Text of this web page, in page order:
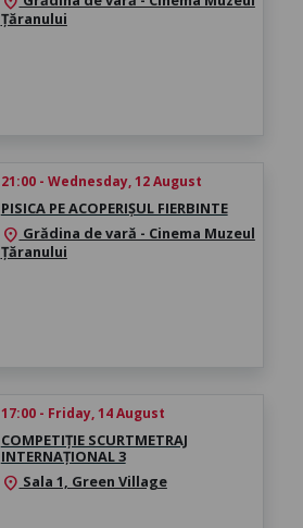
Țăranului
21:00 - Wednesday, 12 August
PISICA PE ACOPERIȘUL FIERBINTE
location_on Grădina de vară - Cinema Muzeul
Țăranului
17:00 - Friday, 14 August
COMPETIȚIE SCURTMETRAJ
INTERNAȚIONAL 3
location_on Sala 1, Green Village